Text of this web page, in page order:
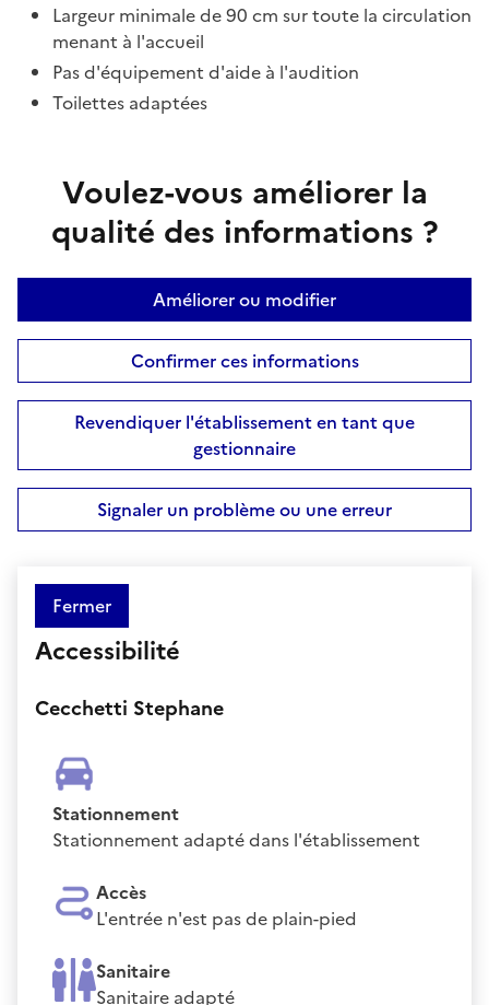
Largeur minimale de 90 cm sur toute la circulation
menant à l'accueil
Pas d'équipement d'aide à l'audition
Toilettes adaptées
Voulez-vous améliorer la
qualité des informations ?
Améliorer ou modifier
Confirmer ces informations
Revendiquer l'établissement en tant que
gestionnaire
Signaler un problème ou une erreur
Fermer
Accessibilité
Cecchetti Stephane
Stationnement
Stationnement adapté dans l'établissement
Accès
L'entrée n'est pas de plain-pied
Sanitaire
Sanitaire adapté